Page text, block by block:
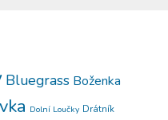
Bluegrass Boženka
Dolní Loučky Drátník